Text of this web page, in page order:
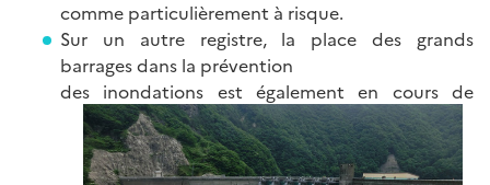
comme particulièrement à risque.
Sur un autre registre, la place des grands
barrages dans la prévention
des inondations est également en cours de